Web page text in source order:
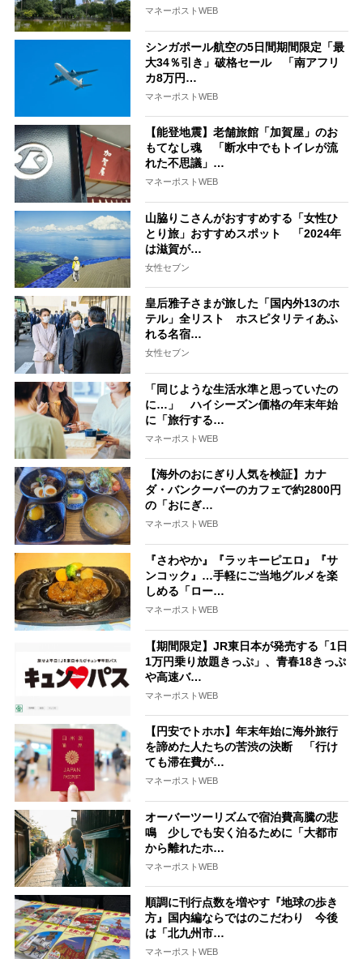
マネーポストWEB
シンガポール航空の5日間期間限定「最
大34％引き」破格セール 「南アフリ
カ8万円…
マネーポストWEB
【能登地震】老舗旅館「加賀屋」のお
もてなし魂 「断水中でもトイレが流
れた不思議」…
マネーポストWEB
山脇りこさんがおすすめする「女性ひ
とり旅」おすすめスポット 「2024年
は滋賀が…
女性セブン
皇后雅子さまが旅した「国内外13のホ
テル」全リスト ホスピタリティあふ
れる名宿…
女性セブン
「同じような生活水準と思っていたの
に…」 ハイシーズン価格の年末年始
に「旅行する…
マネーポストWEB
【海外のおにぎり人気を検証】カナ
ダ・バンクーバーのカフェで約2800円
の「おにぎ…
マネーポストWEB
『さわやか』『ラッキーピエロ』『サ
ンコック』…手軽にご当地グルメを楽
しめる「ロー…
マネーポストWEB
【期間限定】JR東日本が発売する「1日
1万円乗り放題きっぷ」、青春18きっぷ
や高速バ…
マネーポストWEB
【円安でトホホ】年末年始に海外旅行
を諦めた人たちの苦渋の決断 「行け
ても滞在費が…
マネーポストWEB
オーバーツーリズムで宿泊費高騰の悲
鳴 少しでも安く泊るために「大都市
から離れたホ…
マネーポストWEB
順調に刊行点数を増やす『地球の歩き
方』国内編ならではのこだわり 今後
は「北九州市…
マネーポストWEB